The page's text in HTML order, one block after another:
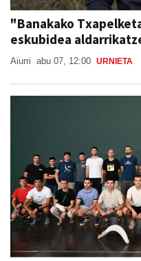
"Banakako
eskubidea
Aiurri abu 07, 12:00 URNIETA